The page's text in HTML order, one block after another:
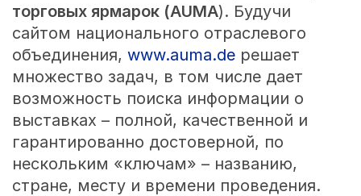
торговых ярмарок (AUMA). Будучи
сайтом национального отраслевого
объединения, www.auma.deрешает
множество задач, в том числе дает
возможность поиска информации о
выставках – полной, качественной и
гарантированно достоверной, по
нескольким «ключам» – названию,
стране, месту и времени проведения.